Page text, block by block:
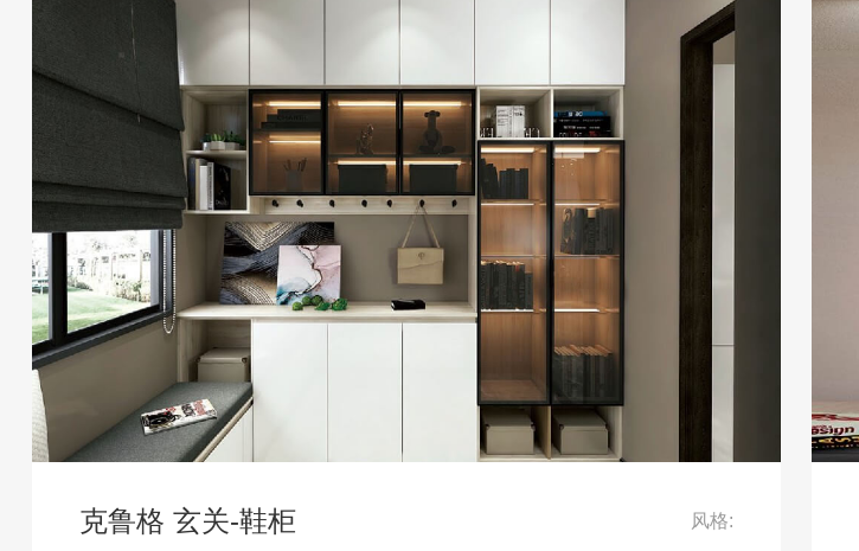
风格:
克鲁格 玄关-鞋柜